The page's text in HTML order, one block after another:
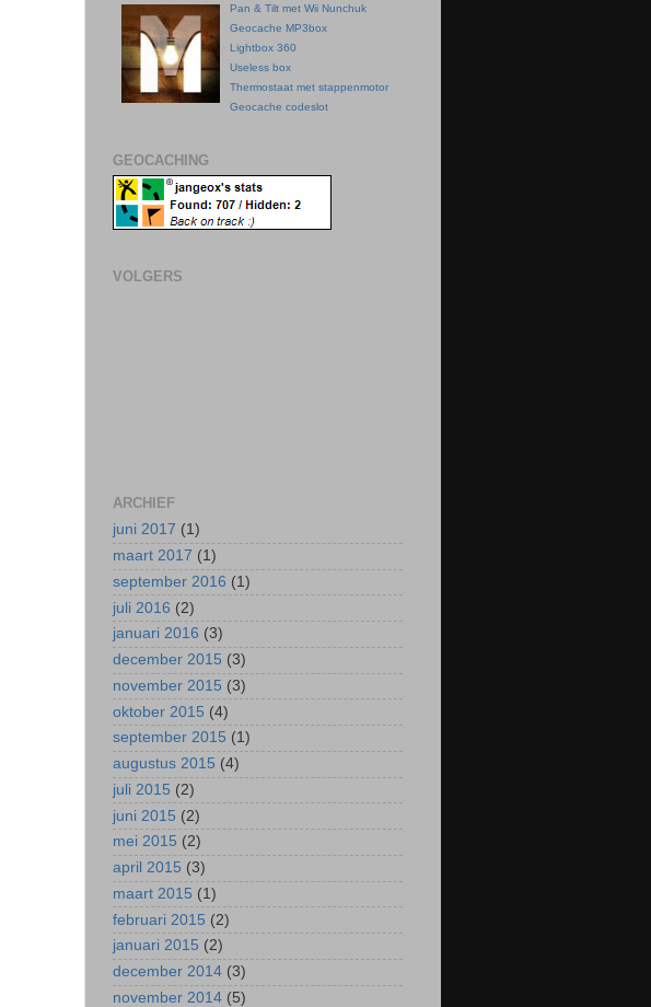
Pan & Tilt met Wii Nunchuk
Geocache MP3box
Lightbox 360
Useless box
Thermostaat met stappenmotor
Geocache codeslot
GEOCACHING
VOLGERS
ARCHIEF
juni 2017 (1)
maart 2017 (1)
september 2016 (1)
juli 2016 (2)
januari 2016 (3)
december 2015 (3)
november 2015 (3)
oktober 2015 (4)
september 2015 (1)
augustus 2015 (4)
juli 2015 (2)
juni 2015 (2)
mei 2015 (2)
april 2015 (3)
maart 2015 (1)
februari 2015 (2)
januari 2015 (2)
december 2014 (3)
november 2014 (5)